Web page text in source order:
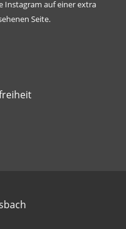
Instagram auf einer extra
Seite.